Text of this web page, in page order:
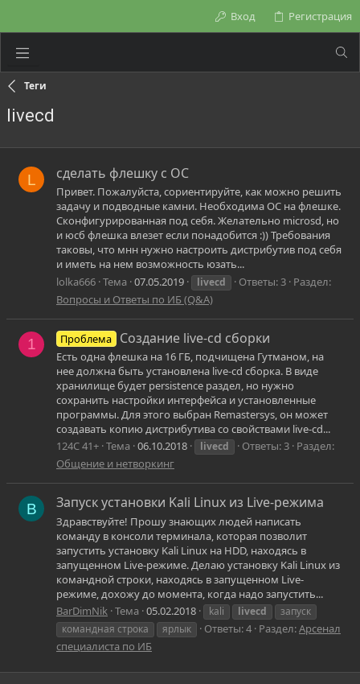
Вход Регистрация
Теги
livecd
L сделать флешку с ОС
Привет. Пожалуйста, сориентируйте, как можно решить
задачу и подводные камни. Необходима ОС на флешке.
Сконфигурированная под себя. Желательно microsd, но
и юсб флешка влезет если понадобится :)) Требования
таковы, что мнн нужно настроить дистрибутив под себя
и иметь на нем возможность юзать...
lolka666 Тема 07.05.2019 livecd Ответы: 3 Раздел:
Вопросы и Ответы по ИБ (Q&A)
1 Проблема Создание live-cd сборки
Есть одна флешка на 16 ГБ, подчищена Гутманом, на
нее должна быть установлена live-cd сборка. В виде
хранилище будет persistence раздел, но нужно
сохранить настройки интерфейса и установленные
программы. Для этого выбран Remastersys, он может
создавать копию дистрибутива со свойствами live-cd...
124C 41+ Тема 06.10.2018 livecd Ответы: 3 Раздел:
Общение и нетворкинг
B Запуск установки Kali Linux из Live-режима
Здравствуйте! Прошу знающих людей написать
команду в консоли терминала, которая позволит
запустить установку Kali Linux на HDD, находясь в
запущенном Live-режиме. Делаю установку Kali Linux из
командной строки, находясь в запущенном Live-
режиме, дохожу до момента, когда надо запустить...
BarDimNik Тема 05.02.2018 kali livecd
запуск
командная строка
ярлык Ответы: 4 Раздел:Арсенал
специалиста по ИБ